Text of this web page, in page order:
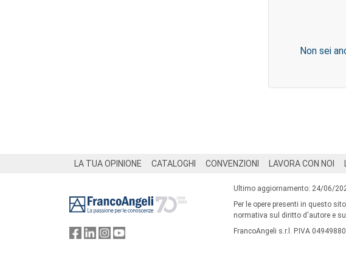
Non sei
LA TUA OPINIONE CATALOGHI CONVENZIONI LAVORA CON NOI
Ultimo aggiornamento: 24/06/
Per le opere presenti in questo
normativa sul diritto d'autore e
FrancoAngeli s.r.l. P.IVA